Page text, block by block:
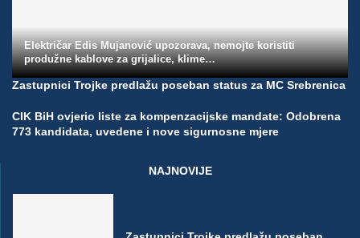
Električar Edis Mujanović upozorava, nemojte koristiti
produžne kablove za grijalice, klime…
Zastupnici Trojke predlažu poseban status za MC Srebrenica
CIK BiH ovjerio liste za kompenzacijske mandate: Odobrena
773 kandidata, uvedene i nove sigurnosne mjere
NAJNOVIJE